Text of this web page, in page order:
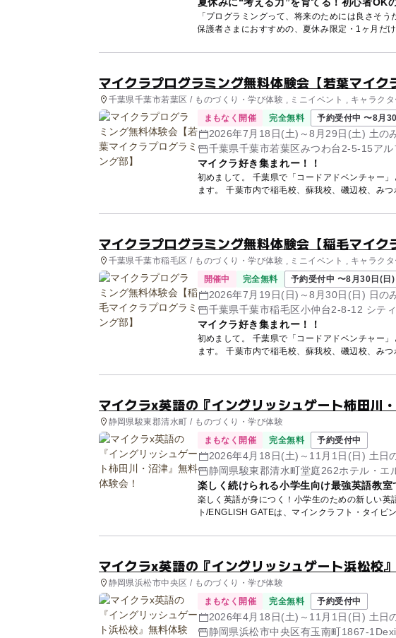
「プログラミングって、将来のためには良さそ
マイクラプログラミング無料体験会【若葉マイク
千葉県千葉市若葉区 / ものづくり・学び体験 , ミニイベント , キャラクタ
まもなく開催 完全無料 予約受付中 〜8月
2026年7月18日(土)～8月29日(土) 土の
み、7月22日(水)～8月26日(水) 水のみ
千葉県千葉市若葉区みつわ台2-5-15ア
マイクラ好き集まれー！！
初めまして。 千葉県で「コードアドベンチャー
マイクラプログラミング無料体験会【稲毛マイク
千葉県千葉市稲毛区 / ものづくり・学び体験 , ミニイベント , キャラクタ
開催中 完全無料 予約受付中 〜8月30日(日)
2026年7月19日(日)～8月30日(日) 日の
み、7月24日(金)～8月28日(金) 金のみ
千葉県千葉市稲毛区小仲台2-8-12 シテ
マイクラ好き集まれー！！
初めまして。 千葉県で「コードアドベンチャー
マイクラx英語の『イングリッシュゲート柿田川
静岡県駿東郡清水町 / ものづくり・学び体験
まもなく開催 完全無料 予約受付中
2026年4月18日(土)～11月1日(日) 土日
静岡県駿東郡清水町堂庭262ホテル・エ
楽しく続けられる小学生向け最強英語教室
楽しく英語が身につく！小学生のための新しい英
ト/ENGLISH GATEは、マインクラフト・タイピ
マイクラx英語の『イングリッシュゲート浜松校
静岡県浜松市中央区 / ものづくり・学び体験
まもなく開催 完全無料 予約受付中
2026年4月18日(土)～11月1日(日) 土日
静岡県浜松市中央区有玉南町1867-